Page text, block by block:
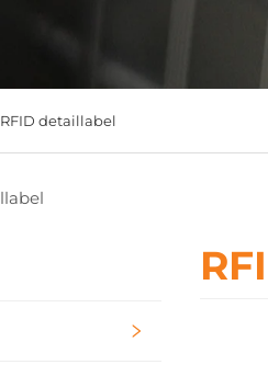
RFID detaillabel